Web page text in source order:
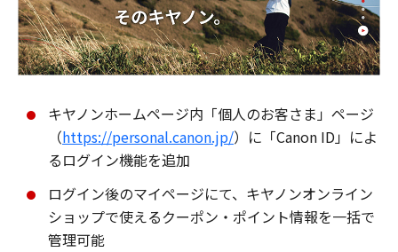
キヤノンホームページ内「個人のお客さま」ページ
（https://personal.canon.jp/）に「Canon ID」によ
るログイン機能を追加
ログイン後のマイページにて、キヤノンオンライン
ショップで使えるクーポン・ポイント情報を一括で
管理可能